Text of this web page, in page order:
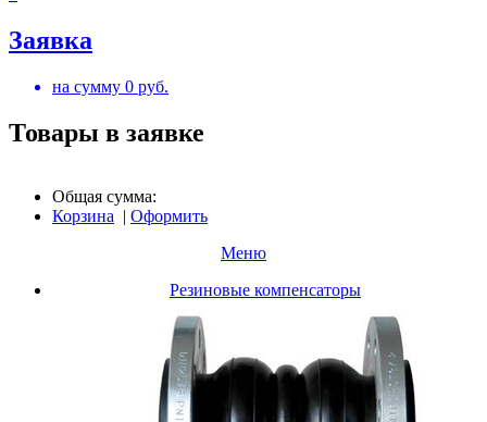
Заявка
на сумму 0 руб.
Товары в заявке
Общая сумма:
Корзина | Оформить
Меню
Резиновые компенсаторы